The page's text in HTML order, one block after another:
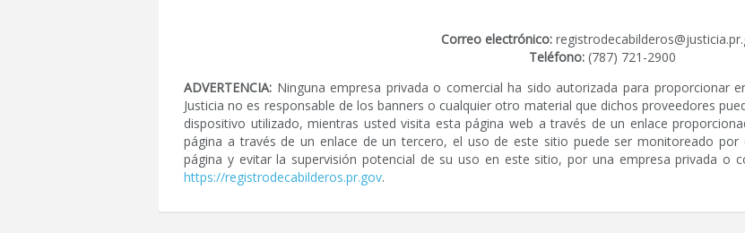
Correo electrónico:
Teléfono: (787) 721-2900
ADVERTENCIA: Ninguna empresa privada o comercial ha sido autorizada para proporcionar
Justicia no es responsable de los banners o cualquier otro material que dichos proveedores
dispositivo utilizado, mientras usted visita esta página web a través de un enlace
página a través de un enlace de un tercero, el uso de este sitio puede ser monitoreado por
página y evitar la supervisión potencial de su uso en este sitio, por una empresa privada o
https://registrodecabilderos.pr.gov.